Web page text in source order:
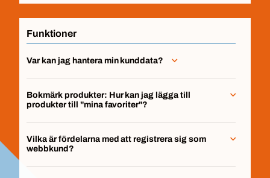
Funktioner
Var kan jag hantera min kunddata?
Bokmärk produkter: Hur kan jag lägga till
produkter till "mina favoriter"?
Vilka är fördelarna med att registrera sig som
webbkund?